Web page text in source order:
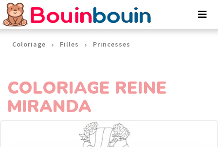
Coloriage Filles Princesses
COLORIAGE REINE
MIRANDA
Panneau de gestion des cookies